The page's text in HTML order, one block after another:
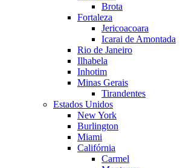
Brota
Fortaleza
Jericoacoara
Icarai de Amontada
Rio de Janeiro
Ilhabela
Inhotim
Minas Gerais
Tirandentes
Estados Unidos
New York
Burlington
Miami
Califórnia
Carmel